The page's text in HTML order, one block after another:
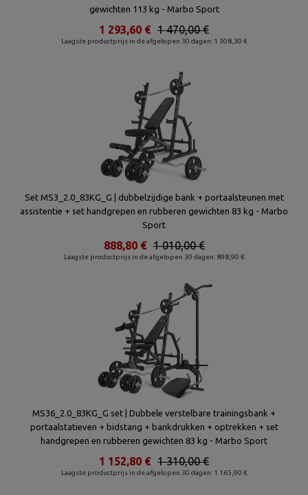
gewichten 113 kg - Marbo Sport
Laagste productprijs in de afgelopen 30 dagen: 1 308,30 €
1 470,00 €
1 293,60 €
Set MS3_2.0_83KG_G | dubbelzijdige bank + portaalsteunen met
assistentie + set handgrepen en rubberen gewichten 83 kg - Marbo
Sport
Laagste productprijs in de afgelopen 30 dagen: 898,90 €
1 010,00 €
888,80 €
MS36_2.0_83KG_G set | Dubbele verstelbare trainingsbank +
portaalstatieven + bidstang + bankdrukken + optrekken + set
handgrepen en rubberen gewichten 83 kg - Marbo Sport
Laagste productprijs in de afgelopen 30 dagen: 1 165,90 €
1 310,00 €
1 152,80 €